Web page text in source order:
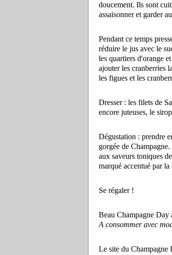
doucement. Ils sont
assaisonner et garder
Pendant ce temps
réduire le jus avec le
les quartiers d'orange
ajouter les cranberries
les figues et les
Dresser : les filets de
encore juteuses, le
Dégustation : prendre
gorgée de
aux saveurs toniques
marqué accentué par
Se régaler !
Beau Champagne Day
A consommer avec
Le site du Champagne